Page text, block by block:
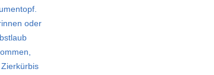
oder